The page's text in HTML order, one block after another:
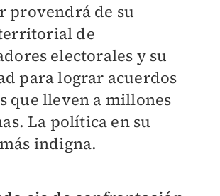
provendrá de su
de
electorales y su
para lograr acuerdos
que lleven a millones
La política en su
indigna.